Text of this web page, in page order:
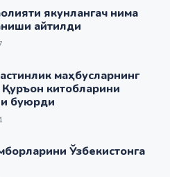
якунлангач нима
айтилди
маҳбусларнинг
китобларини
буюрди
Ўзбекистонга